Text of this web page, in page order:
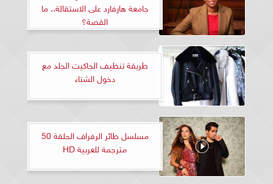
جامعة هارفارد على الاستقالة.. ما
القصة؟
طريقة تنظيف الجاكيت الجلد مع
دخول الشتاء
مسلسل طائر الرفراف الحلقة 50
مترجمة للعربية HD